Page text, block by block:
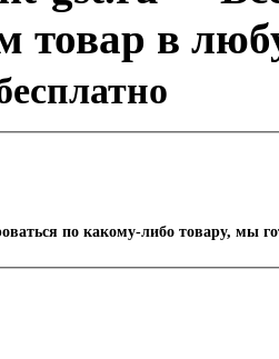
товар в
по какому-либо товару, мы